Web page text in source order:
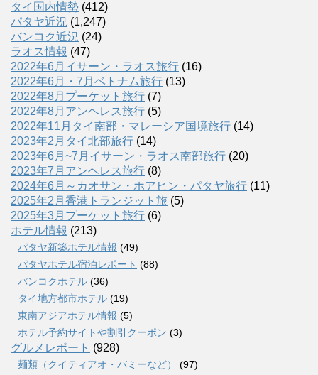
タイ国内情勢 (412)
パタヤ近況 (1,247)
バンコク近況 (24)
ラオス情報 (47)
2022年6月イサーン・ラオス旅行 (16)
2022年6月・7月ベトナム旅行 (13)
2022年8月プーケット旅行 (7)
2022年8月アンヘレス旅行 (5)
2022年11月タイ南部・マレーシア国境旅行 (14)
2023年2月タイ北部旅行 (14)
2023年6月~7月イサーン・ラオス南部旅行 (20)
2023年7月アンヘレス旅行 (8)
2024年6月～カオサン・ホアヒン・パタヤ旅行 (11)
2025年2月香港トランジット旅 (5)
2025年3月プーケット旅行 (6)
ホテル情報 (213)
パタヤ新築ホテル情報 (49)
パタヤホテル宿泊レポート (88)
バンコクホテル (36)
タイ地方都市ホテル (19)
東南アジアホテル情報 (5)
ホテル予約サイトや割引クーポン (3)
グルメレポート (928)
麺類（クイティアオ・バミーなど）
(97)